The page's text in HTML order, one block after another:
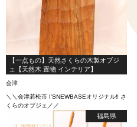
【一点もの】天然さくらの木製オブジ
ェ【天然木 置物 インテリア】
会津
＼＼会津若松市 I’SNEWBASEオリジナル‼ さ
くらのオブジェ／／
福島県